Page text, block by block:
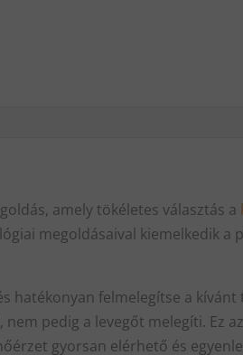
amely tökéletes választás a
megoldásaival kiemelkedik a
hatékonyan felmelegítse a kívánt
pedig a levegőt melegíti. Ez
gyorsan elérhető és